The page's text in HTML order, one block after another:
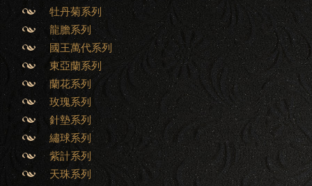
牡丹菊系列
龍膽系列
國王萬代系列
東亞蘭系列
蘭花系列
玫瑰系列
針墊系列
繡球系列
紫計系列
天珠系列